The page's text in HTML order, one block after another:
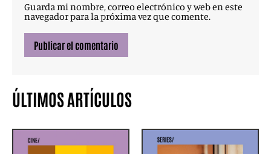
Guarda mi nombre, correo electrónico y web en este
navegador para la próxima vez que comente.
ÚLTIMOS ARTÍCULOS